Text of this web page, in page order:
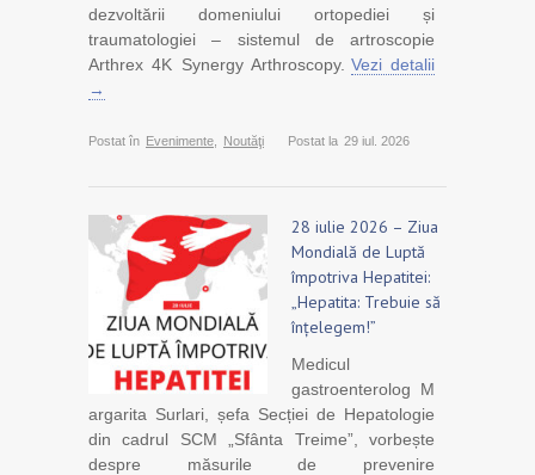
dezvoltării domeniului ortopediei și
traumatologiei – sistemul de artroscopie
Arthrex 4K Synergy Arthroscopy. Vezi detalii
→
Postat în Evenimente Noutăţi Postat la 29 iul. 2026
28 iulie 2026 – Ziua
Mondială de Luptă
împotriva Hepatitei:
„Hepatita: Trebuie să
înțelegem!”
Medicul
gastroenterolog M
argarita Surlari, șefa Secției de Hepatologie
din cadrul SCM „Sfânta Treime”, vorbește
despre măsurile de prevenire